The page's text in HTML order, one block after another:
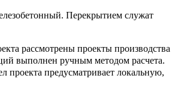
Перекрытием служат
рассмотрены проекты производства
выполнен ручным методом расчета.
проекта предусматривает локальную,